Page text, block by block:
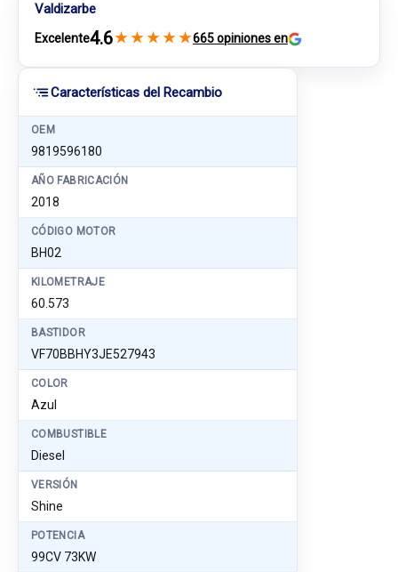
Características del Recambio
OEM
9819596180
AÑO FABRICACIÓN
2018
CÓDIGO MOTOR
BH02
KILOMETRAJE
60.573
BASTIDOR
VF70BBHY3JE527943
COLOR
Azul
COMBUSTIBLE
Diesel
VERSIÓN
Shine
POTENCIA
99CV 73KW
Valdizarbe
Excelente4.6★ ★ ★ ★ ★665 opiniones en